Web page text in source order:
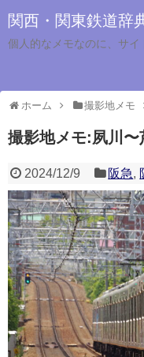
関西・関東鉄道辞
個人的なメモなのに、サ
ホーム 撮影地メモ
撮影地メモ:夙川〜
2024/12/9 阪急,